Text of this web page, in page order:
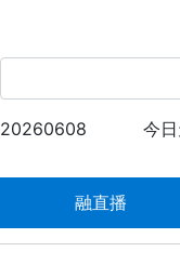
20260608 今
融直播